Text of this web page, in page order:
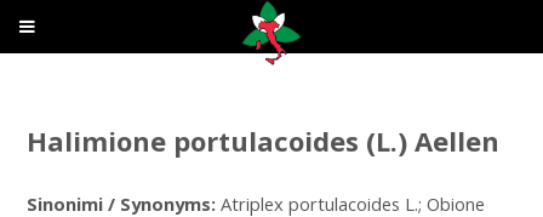
Halimione portulacoides (L.) Aellen
Sinonimi / Synonyms:Atriplex portulacoides L.; Obione